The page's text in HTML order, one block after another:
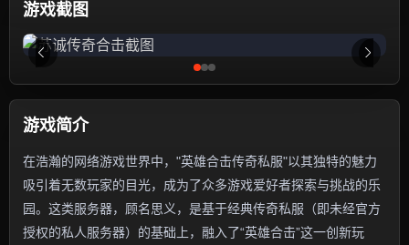
游戏截图
游戏简介
在浩瀚的网络游戏世界中，"英雄合击传奇私服"以其独特的魅力
吸引着无数玩家的目光，成为了众多游戏爱好者探索与挑战的乐
园。这类服务器，顾名思义，是基于经典传奇私服（即未经官方
授权的私人服务器）的基础上，融入了“英雄合击”这一创新玩